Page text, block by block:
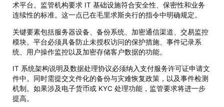
术平台。监管机构要求 IT 基础设施符合安全性、保密性和业务
连续性的标准。这一点已在毛里求斯央行的指令中明确规定。
关键要素包括服务器设备、备份系统、加密通信渠道、交易监控
模块。平台必须具备防止未授权访问的保护措施、事件记录系
统、用户操作监控以及加密存储客户数据的功能。
IT 系统架构说明及数据处理协议必须纳入支付服务许可证申请文
件中。同时需提交文件化的备份与灾难恢复政策，以及事件检测
机制。如果涉及电子货币或 KYC 处理功能，监管要求将进一步
提高。